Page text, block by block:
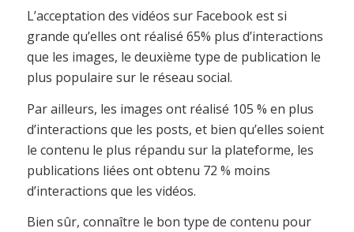
L’acceptation des vidéos sur Facebook est si
grande qu’elles ont réalisé 65% plus d’interactions
que les images, le deuxième type de publication le
plus populaire sur le réseau social.
Par ailleurs, les images ont réalisé 105 % en plus
d’interactions que les posts, et bien qu’elles soient
le contenu le plus répandu sur la plateforme, les
publications liées ont obtenu 72 % moins
d’interactions que les vidéos.
Bien sûr, connaître le bon type de contenu pour